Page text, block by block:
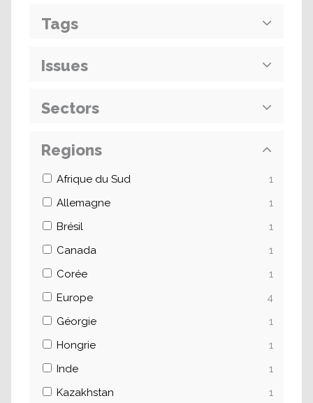
Tags
Issues
Sectors
Regions
Afrique du Sud
1
Allemagne
1
Brésil
1
Canada
1
Corée
1
Europe
4
Géorgie
1
Hongrie
1
Inde
1
Kazakhstan
1